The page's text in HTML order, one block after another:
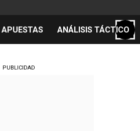
APUESTAS ANÁLISIS TÁCTICO
PUBLICIDAD